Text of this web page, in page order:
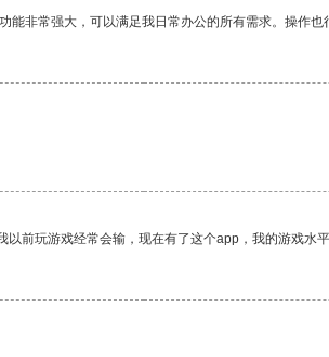
非常强大，可以满足我日常办公的所有需求。操作也
前玩游戏经常会输，现在有了这个app，我的游戏水平